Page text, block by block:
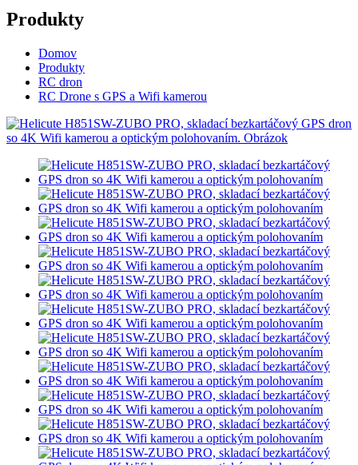
Produkty
Domov
Produkty
RC dron
RC Drone s GPS a Wifi kamerou